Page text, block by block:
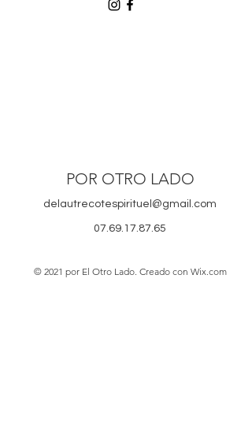
POR OTRO LADO
delautrecotespirituel@gmail.com
07.69.17.87.65
© 2021 por El Otro Lado. Creado con Wix.com